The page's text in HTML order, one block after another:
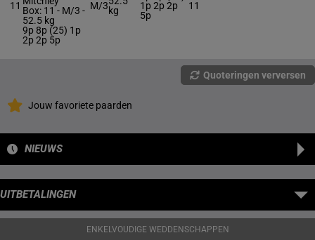
11 Box: 11 - M/3 -
52.5 kg
9p 8p (25) 1p
2p 2p 5p
M/3kg
1p 2p 2p
5p
11
Quoteringen verversen
Jouw favoriete paarden
NIEUWS
UITBETALINGEN
ENKELVOUDIGE WEDDENSCHAPPEN